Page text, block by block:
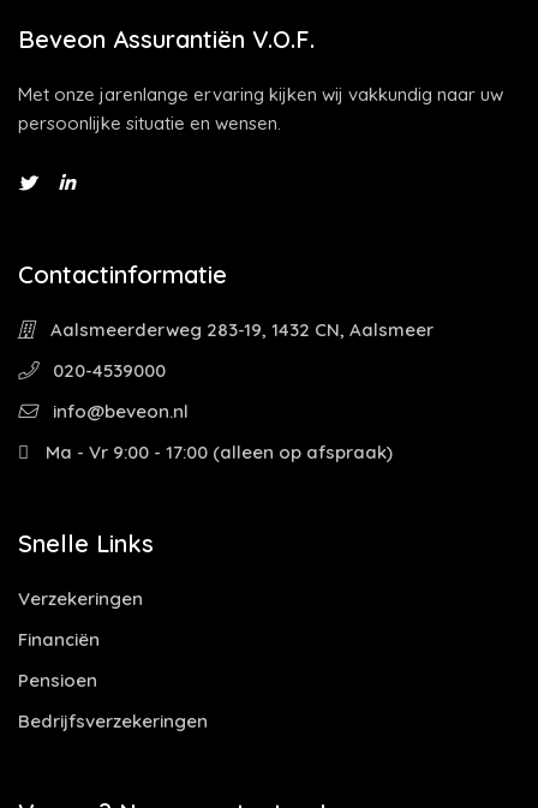
Beveon Assurantiën V.O.F.
Met onze jarenlange ervaring kijken wij vakkundig naar uw
persoonlijke situatie en wensen.
Contactinformatie
Aalsmeerderweg 283-19, 1432 CN, Aalsmeer
020-4539000
info@beveon.nl
Ma - Vr 9:00 - 17:00 (alleen op afspraak)
Snelle Links
Verzekeringen
Financiën
Pensioen
Bedrijfsverzekeringen